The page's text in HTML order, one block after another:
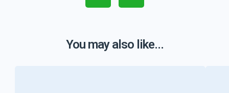
You may also like...